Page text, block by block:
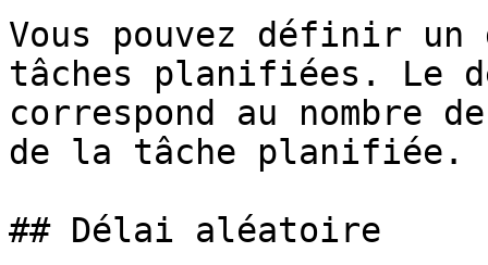
Vous pouvez définir
tâches planifiées. Le
correspond au nombre
de la tâche planifiée.
## Délai aléatoire